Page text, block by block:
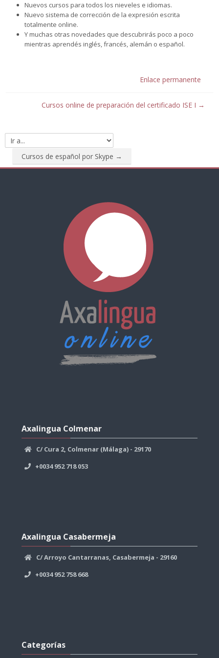
Nuevos cursos para todos los nieveles e idiomas.
Nuevo sistema de corrección de la expresión escrita
totalmente online.
Y muchas otras novedades que descubrirás poco a poco
mientras aprendés inglés, francés, alemán o español.
Enlace permanente
Cursos online de preparación del certificado ISE I →
Cursos de español por Skype →
Axalingua Colmenar
C/ Cura 2, Colmenar (Málaga) - 29170
+0034 952 718 053
Casabermeja
Axalingua Casabermeja
C/ Arroyo Cantarranas, Casabermeja - 29160
+0034 952 758 668
Categorías